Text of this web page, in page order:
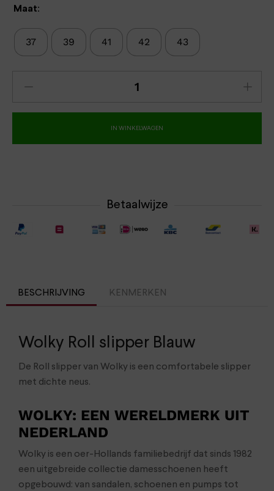
Maat:
37 39 41 42 43
IN WINKELWAGEN
Betaalwijze
BESCHRIJVING KENMERKEN
Wolky Roll slipper Blauw
De Roll slipper van Wolky is een comfortabele slipper
met dichte neus.
WOLKY: EEN WERELDMERK UIT
NEDERLAND
Wolky is een oer-Hollands familiebedrijf dat sinds 1982
een uitgebreide collectie damesschoenen heeft
opgebouwd: van sandalen, schoenen en pumps tot